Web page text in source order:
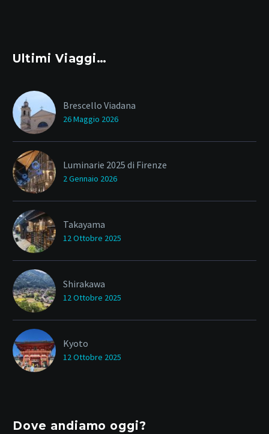
Ultimi Viaggi…
Brescello Viadana
26 Maggio 2026
Luminarie 2025 di Firenze
2 Gennaio 2026
Takayama
12 Ottobre 2025
Shirakawa
12 Ottobre 2025
Kyoto
12 Ottobre 2025
Dove andiamo oggi?